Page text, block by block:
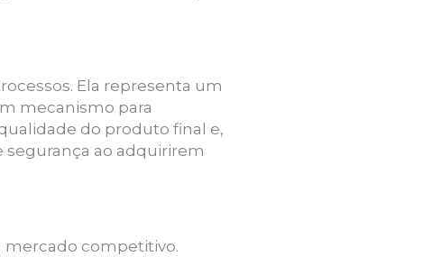
Ela representa um
mecanismo para
do produto final e,
ao adquirirem
mercado competitivo.